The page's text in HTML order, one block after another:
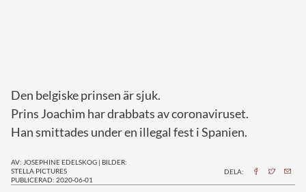
Den belgiske prinsen är sjuk.
Prins Joachim har drabbats av coronaviruset.
Han smittades under en illegal fest i Spanien.
AV: JOSEPHINE EDELSKOG | BILDER:
STELLA PICTURES
PUBLICERAD: 2020-06-01
DELA: